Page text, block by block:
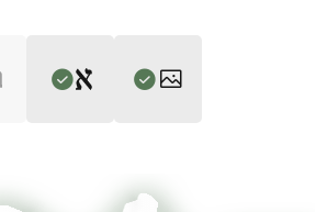
S. D. Goitein's unpublished edition (1950–85).